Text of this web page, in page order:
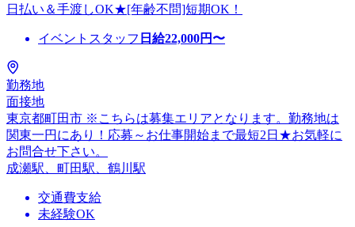
日払い＆手渡しOK★[年齢不問]短期OK！
イベントスタッフ 日給22,000円〜
勤務地
面接地
東京都町田市 ※こちらは募集エリアとなります。勤務地は
関東一円にあり！応募～お仕事開始まで最短2日★お気軽に
お問合せ下さい。
成瀬駅、町田駅、鶴川駅
交通費支給
未経験OK